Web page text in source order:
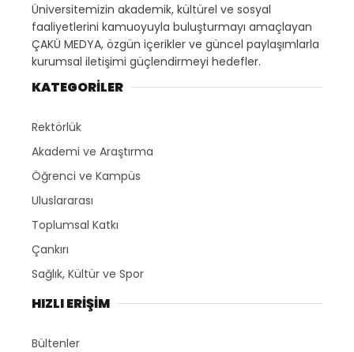
Üniversitemizin akademik, kültürel ve sosyal
faaliyetlerini kamuoyuyla buluşturmayı amaçlayan
ÇAKÜ MEDYA, özgün içerikler ve güncel paylaşımlarla
kurumsal iletişimi güçlendirmeyi hedefler.
KATEGORİLER
Rektörlük
Akademi ve Araştırma
Öğrenci ve Kampüs
Uluslararası
Toplumsal Katkı
Çankırı
Sağlık, Kültür ve Spor
HIZLI ERİŞİM
Bültenler